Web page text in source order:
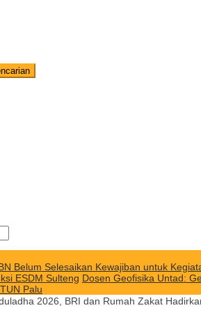
Belum Selesaikan Kewajiban untuk
ESDM Sulteng Dosen Geofisika Untad:
Palu
2026, BRI dan Rumah Zakat